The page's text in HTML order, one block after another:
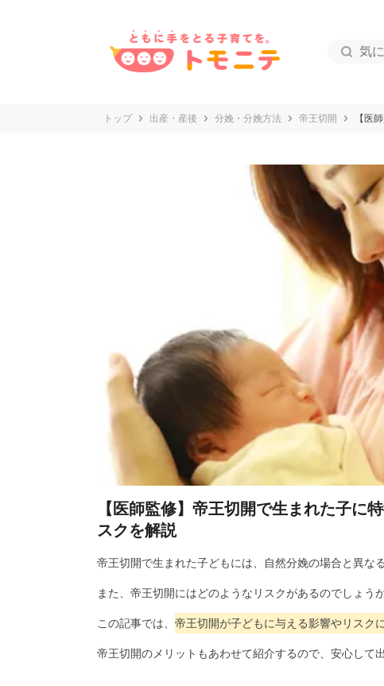
トップ 出産・産後 分娩・分娩方法 帝王切開 【医
【医師監修】帝王切開で生まれた子に
スクを解説
帝王切開で生まれた子どもには、自然分娩の場合と異な
また、帝王切開にはどのようなリスクがあるのでしょうか
この記事では、 帝王切開が子どもに与える影響やリスク
帝王切開のメリットもあわせて紹介するので、安心して